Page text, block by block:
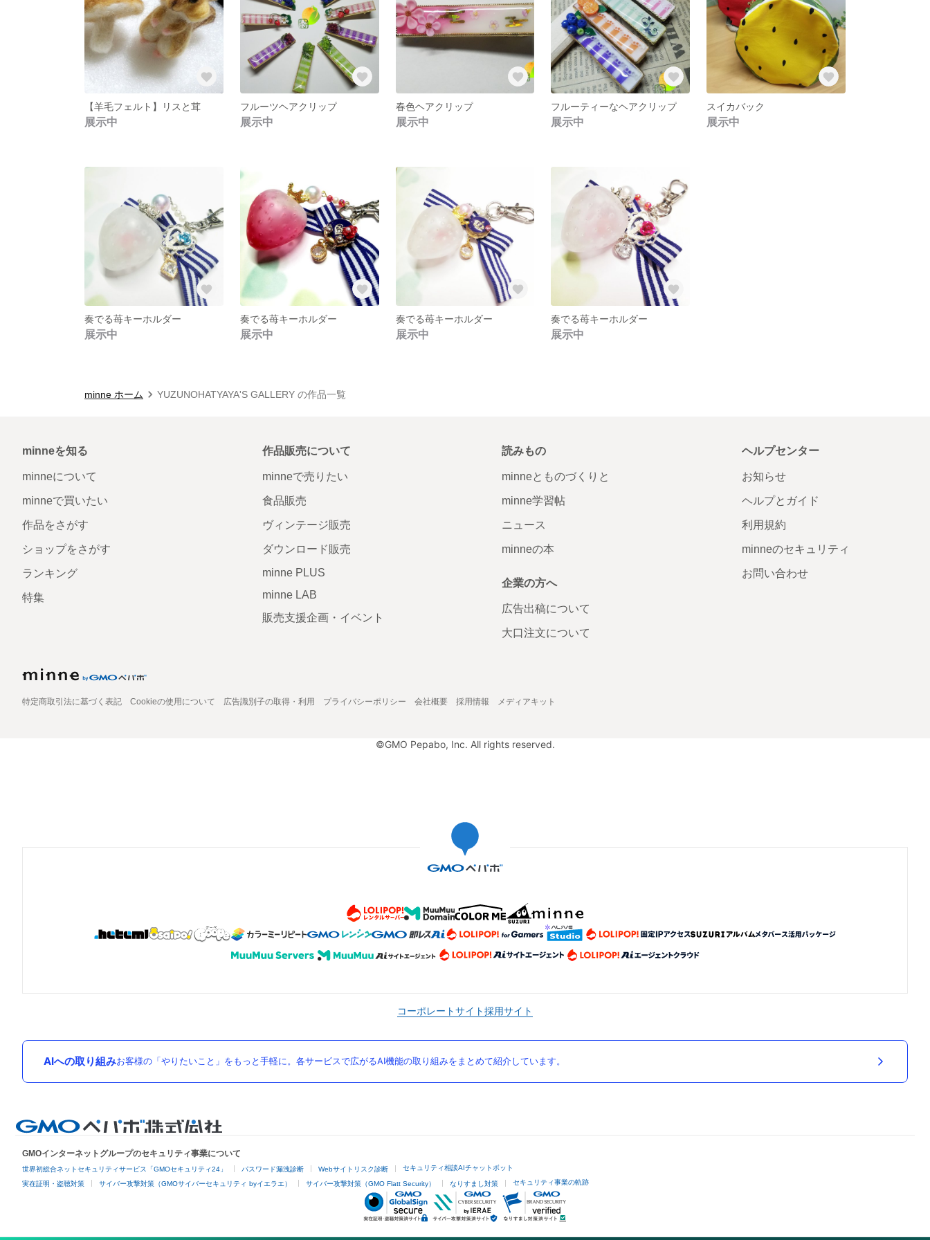
【羊毛フェルト】リスと茸
展示中
フルーツヘアクリップ
展示中
春色ヘアクリップ
展示中
フルーティーなヘアクリップ
展示中
スイカバック
展示中
奏でる苺キーホルダー
展示中
奏でる苺キーホルダー
展示中
奏でる苺キーホルダー
展示中
奏でる苺キーホルダー
展示中
minne ホーム YUZUNOHATYAYA'S GALLERY の作品一覧
minneを知る
minneについて
minneで買いたい
作品をさがす
ショップをさがす
ランキング
特集
作品販売について
minneで売りたい
食品販売
ヴィンテージ販売
ダウンロード販売
minne PLUS
minne LAB
販売支援企画・イベント
読みもの
minneとものづくりと
minne学習帖
ニュース
minneの本
企業の方へ
広告出稿について
大口注文について
ヘルプセンター
お知らせ
ヘルプとガイド
利用規約
minneのセキュリティ
お問い合わせ
特定商取引法に基づく表記 Cookieの使用について 広告識別子の取得・利用 プライバシーポリシー 会社概要 採用情報 メディアキット
©GMO Pepabo, Inc. All rights reserved.
コーポレートサイト採用サイト
AIへの取り組みお客様の「やりたいこと」をもっと手軽に。各サービスで広がるAI機能の取り組みをまとめて紹介しています。
GMOインターネットグループのセキュリティ事業について
世界初総合ネットセキュリティサービス「GMOセキュリティ24」 パスワード漏洩診断 Webサイトリスク診断 セキュリティ相談AIチャットボット
実在証明・盗聴対策 サイバー攻撃対策（GMOサイバーセキュリティ byイエラエ） サイバー攻撃対策（GMO Flatt Security） なりすまし対策 セキュリティ事業の軌跡